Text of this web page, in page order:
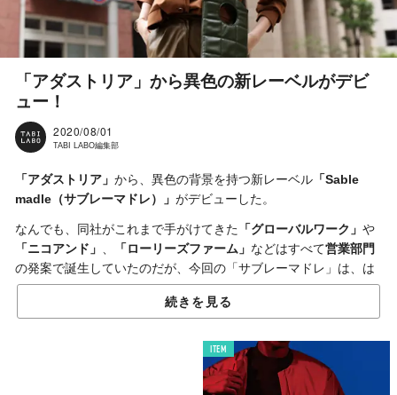
「アダストリア」から異色の新レーベルがデビ
ュー！
2020/08/01
TABI LABO編集部
「アダストリア」 から、異色の背景を持つ新レーベル 「Sable
madle（サブレーマドレ）」 がデビューした。
なんでも、同社がこれまで手がけてきた 「グローバルワーク」 や
「ニコアンド」 、 「ローリーズファーム」 などはすべて営業部門
の発案で誕生していたのだが、今回の「サブレーマドレ」は、は
じめて生産部門からのローンチ。ブランドという枠を超え、モノ
づくり集団の力を集結させたレーベルとなっているそうだ。
展開するのは、シャープなフォルムや洗練されたディテールな
ど、デザインにはもちろんこだわりながら、機能性にも配慮した
続きを見る
ITEM